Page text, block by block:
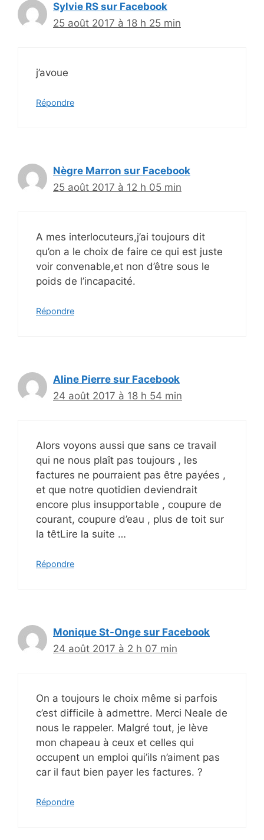
Sylvie RS sur Facebook
25 août 2017 à 18 h 25 min
j’avoue
Répondre
Nègre Marron sur Facebook
25 août 2017 à 12 h 05 min
A mes interlocuteurs,j’ai toujours dit
qu’on a le choix de faire ce qui est juste
voir convenable,et non d’être sous le
poids de l’incapacité.
Répondre
Aline Pierre sur Facebook
24 août 2017 à 18 h 54 min
Alors voyons aussi que sans ce travail
qui ne nous plaît pas toujours , les
factures ne pourraient pas être payées ,
et que notre quotidien deviendrait
encore plus insupportable , coupure de
courant, coupure d’eau , plus de toit sur
la têtLire la suite …
Répondre
Monique St-Onge sur Facebook
24 août 2017 à 2 h 07 min
On a toujours le choix même si parfois
c’est difficile à admettre. Merci Neale de
nous le rappeler. Malgré tout, je lève
mon chapeau à ceux et celles qui
occupent un emploi qui’ils n’aiment pas
car il faut bien payer les factures. ?
Répondre